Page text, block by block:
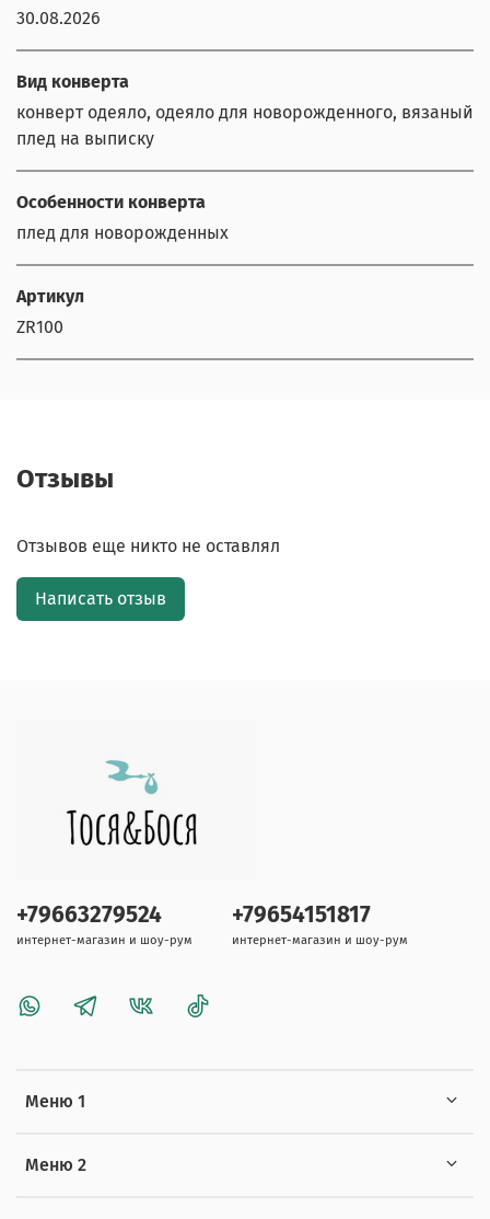
30.08.2026
Вид конверта
конверт одеяло, одеяло для новорожденного, вязаный
плед на выписку
Особенности конверта
плед для новорожденных
Артикул
ZR100
Отзывы
Отзывов еще никто не оставлял
Написать отзыв
Меню 1
Меню 2
+79663279524
интернет-магазин и шоу-рум
+79654151817
интернет-магазин и шоу-рум